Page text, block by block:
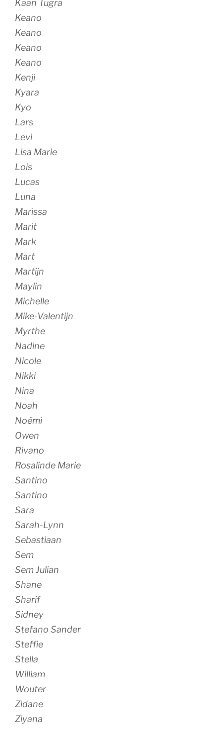
Kaan Tugra
Keano
Keano
Keano
Keano
Kenji
Kyara
Kyo
Lars
Levi
Lisa Marie
Lois
Lucas
Luna
Marissa
Marit
Mark
Mart
Martijn
Maylin
Michelle
Mike-Valentijn
Myrthe
Nadine
Nicole
Nikki
Nina
Noah
Noémi
Owen
Rivano
Rosalinde Marie
Santino
Santino
Sara
Sarah-Lynn
Sebastiaan
Sem
Sem Julian
Shane
Sharif
Sidney
Stefano Sander
Steffie
Stella
William
Wouter
Zidane
Ziyana